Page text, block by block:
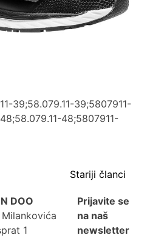
39;58.079.11-39;5807911-
48;5807911-
Stariji članci
DOO
1
Prijavite se
na naš
newsletter